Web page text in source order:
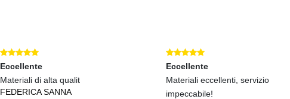
Eccellente
Materiali di alta qualit
FEDERICA SANNA
Eccellente
Materiali eccellenti, servizio
impeccabile!